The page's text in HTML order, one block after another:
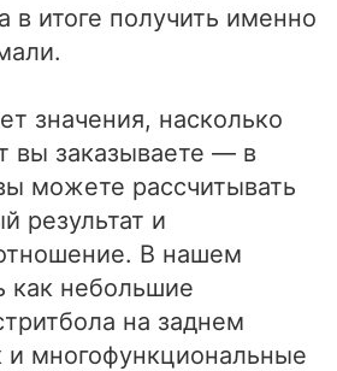
в итоге получить именно
значения, насколько
вы заказываете — в
можете рассчитывать
результат и
В нашем
как небольшие
на заднем
и многофункциональные